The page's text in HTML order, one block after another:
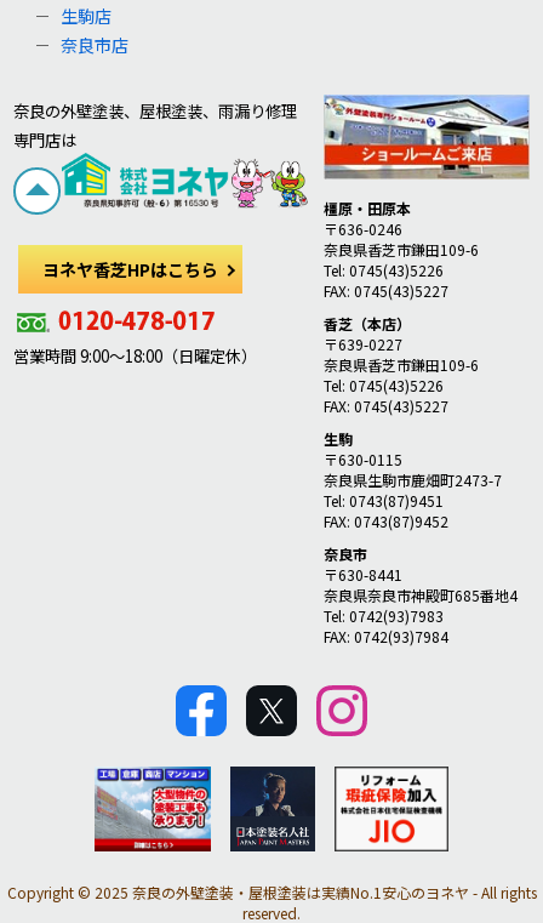
生駒店
奈良市店
奈良の外壁塗装、屋根塗装、雨漏り修理
専門店は
ヨネヤ香芝HPはこちら
営業時間 9:00～18:00（日曜定休）
橿原・田原本
〒636-0246
奈良県香芝市鎌田109-6
Tel: 0745(43)5226
FAX: 0745(43)5227
香芝（本店）
〒639-0227
奈良県香芝市鎌田109-6
Tel: 0745(43)5226
FAX: 0745(43)5227
生駒
〒630-0115
奈良県生駒市鹿畑町2473-7
Tel: 0743(87)9451
FAX: 0743(87)9452
奈良市
〒630-8441
奈良県奈良市神殿町685番地4
Tel: 0742(93)7983
FAX: 0742(93)7984
Copyright © 2025 奈良の外壁塗装・屋根塗装は実績No.1安心のヨネヤ - All rights
reserved.